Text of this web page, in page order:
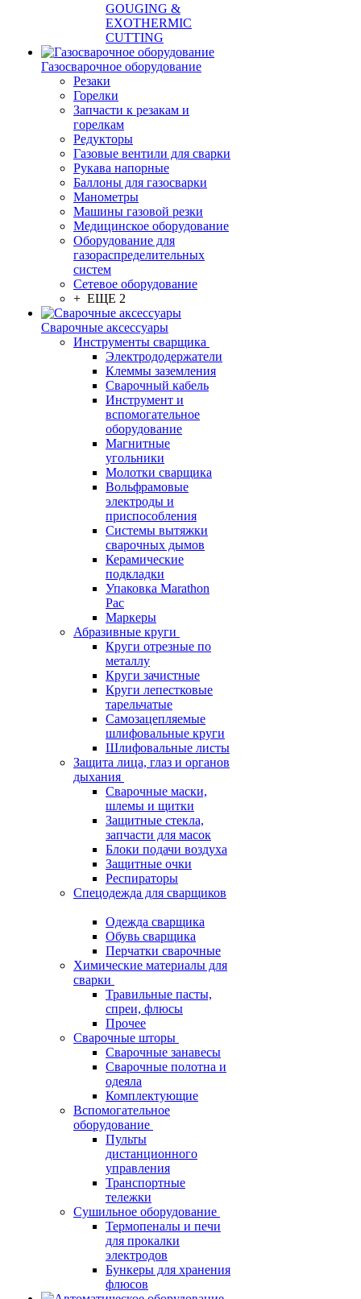
GOUGING &
EXOTHERMIC
CUTTING
Газосварочное оборудование
Резаки
Горелки
Запчасти к резакам и
горелкам
Редукторы
Газовые вентили для сварки
Рукава напорные
Баллоны для газосварки
Манометры
Машины газовой резки
Медицинское оборудование
Оборудование для
газораспределительных
систем
Сетевое оборудование
+ ЕЩЕ 2
Сварочные аксессуары
Инструменты сварщика
Электрододержатели
Клеммы заземления
Сварочный кабель
Инструмент и
вспомогательное
оборудование
Магнитные
угольники
Молотки сварщика
Вольфрамовые
электроды и
приспособления
Системы вытяжки
сварочных дымов
Керамические
подкладки
Упаковка Marathon
Pac
Маркеры
Абразивные круги
Круги отрезные по
металлу
Круги зачистные
Круги лепестковые
тарельчатые
Самозацепляемые
шлифовальные круги
Шлифовальные листы
Защита лица, глаз и органов
дыхания
Сварочные маски,
шлемы и щитки
Защитные стекла,
запчасти для масок
Блоки подачи воздуха
Защитные очки
Респираторы
Спецодежда для сварщиков
Одежда сварщика
Обувь сварщика
Перчатки сварочные
Химические материалы для
сварки
Травильные пасты,
спреи, флюсы
Прочее
Сварочные шторы
Сварочные занавесы
Сварочные полотна и
одеяла
Комплектующие
Вспомогательное
оборудование
Пульты
дистанционного
управления
Транспортные
тележки
Сушильное оборудование
Термопеналы и печи
для прокалки
электродов
Бункеры для хранения
флюсов